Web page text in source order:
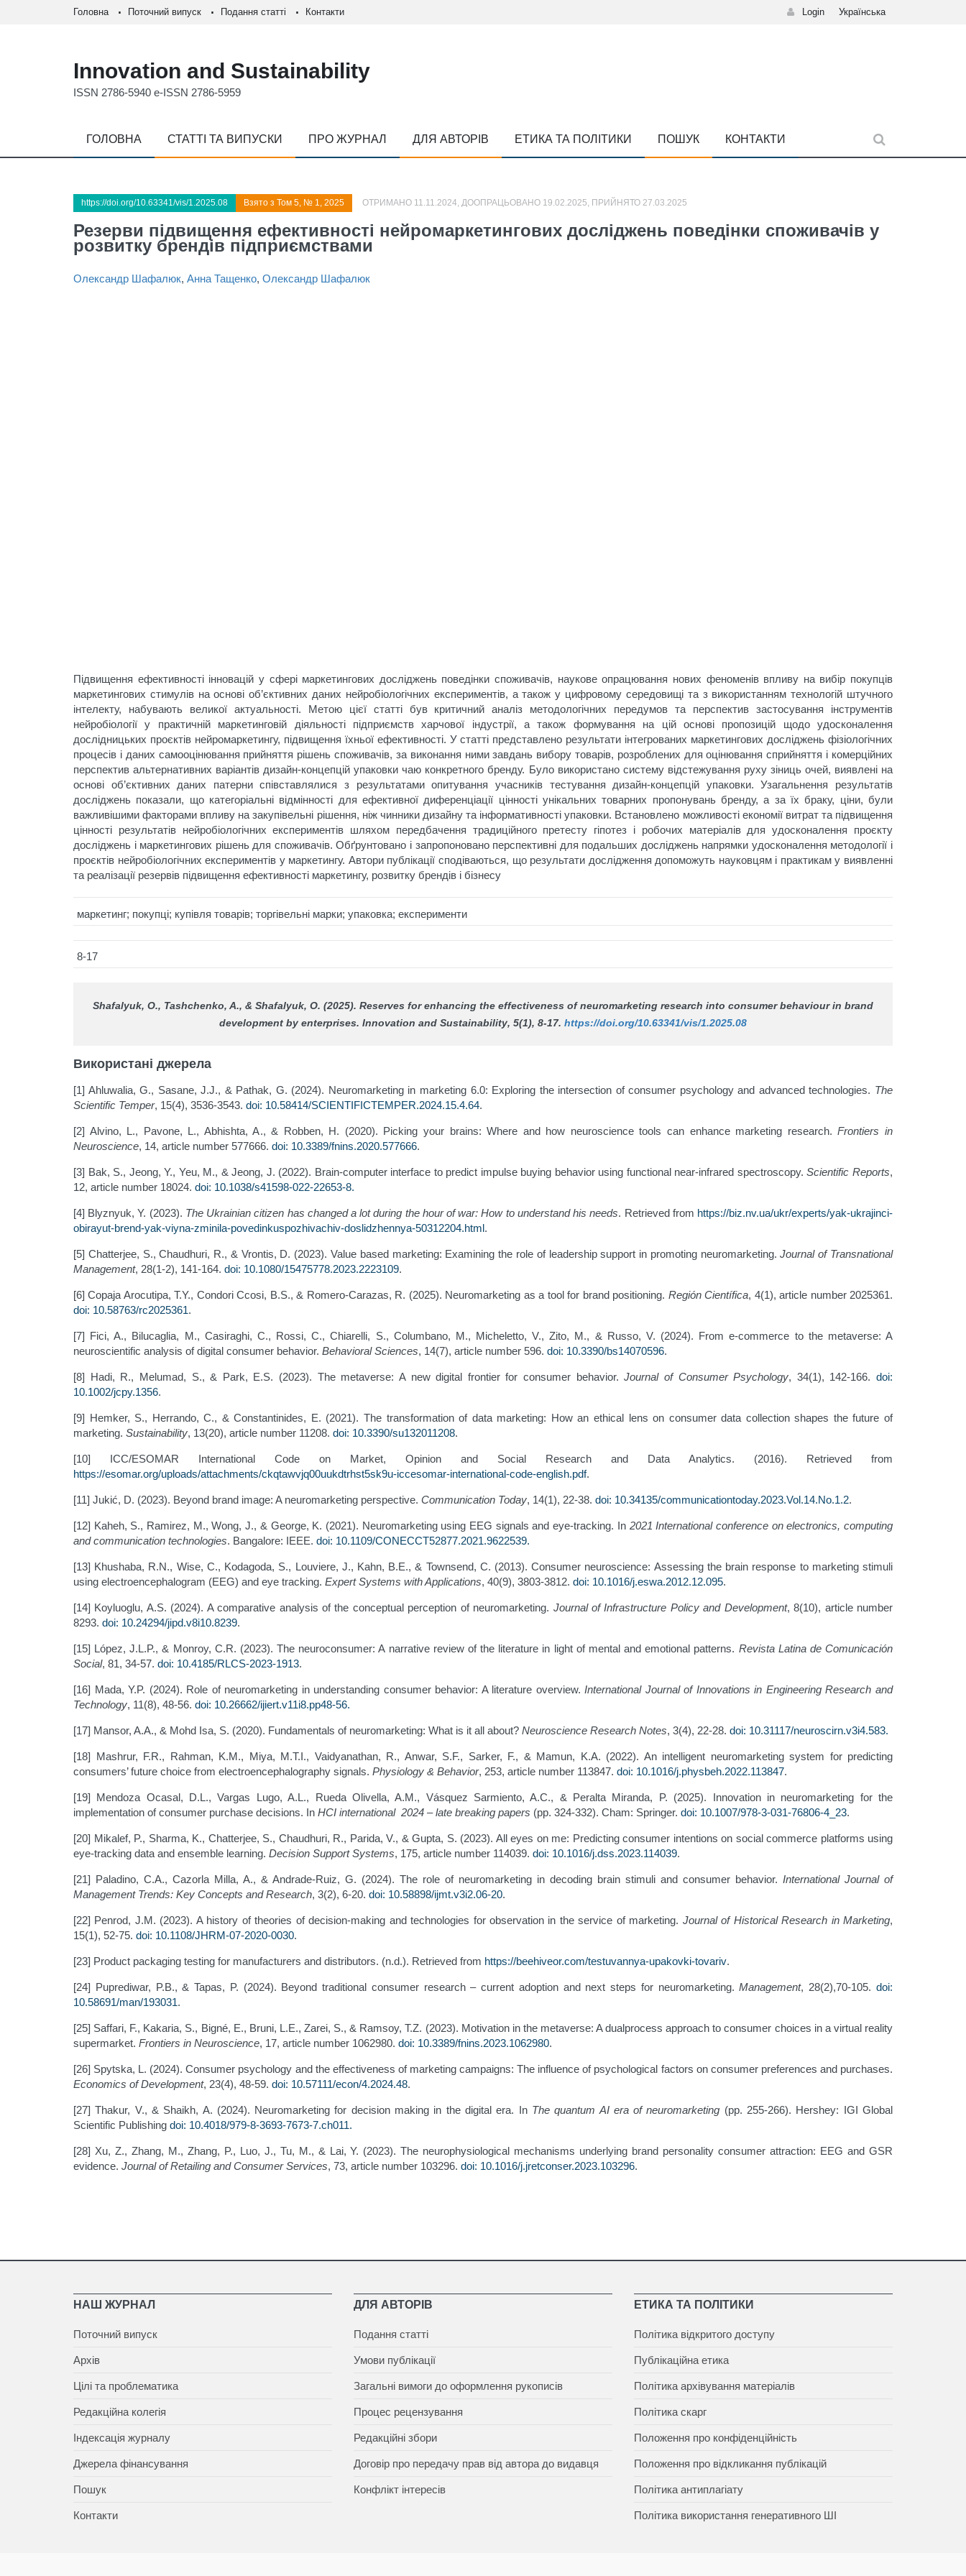
Головна Поточний випуск Подання статті Контакти Login Українська
Innovation and Sustainability
ISSN 2786-5940 e-ISSN 2786-5959
ГОЛОВНА СТАТТІ ТА ВИПУСКИ ПРО ЖУРНАЛ ДЛЯ АВТОРІВ ЕТИКА ТА ПОЛІТИКИ ПОШУК КОНТАКТИ
https://doi.org/10.63341/vis/1.2025.08 Взято з Том 5, № 1, 2025 ОТРИМАНО 11.11.2024, ДООПРАЦЬОВАНО 19.02.2025, ПРИЙНЯТО 27.03.2025
Резерви підвищення ефективності нейромаркетингових досліджень поведінки споживачів у
розвитку брендів підприємствами
Олександр Шафалюк, Анна Тащенко, Олександр Шафалюк
Підвищення ефективності інновацій у сфері маркетингових досліджень поведінки споживачів, наукове опрацювання нових феноменів впливу на вибір покупців
маркетингових стимулів на основі об’єктивних даних нейробіологічних експериментів, а також у цифровому середовищі та з використанням технологій штучного
інтелекту, набувають великої актуальності. Метою цієї статті був критичний аналіз методологічних передумов та перспектив застосування інструментів
нейробіології у практичній маркетинговій діяльності підприємств харчової індустрії, а також формування на цій основі пропозицій щодо удосконалення
дослідницьких проєктів нейромаркетингу, підвищення їхньої ефективності. У статті представлено результати інтегрованих маркетингових досліджень фізіологічних
процесів і даних самооцінювання прийняття рішень споживачів, за виконання ними завдань вибору товарів, розроблених для оцінювання сприйняття і комерційних
перспектив альтернативних варіантів дизайн-концепцій упаковки чаю конкретного бренду. Було використано систему відстежування руху зіниць очей, виявлені на
основі об’єктивних даних патерни співставлялися з результатами опитування учасників тестування дизайн-концепцій упаковки. Узагальнення результатів
досліджень показали, що категоріальні відмінності для ефективної диференціації цінності унікальних товарних пропонувань бренду, а за їх браку, ціни, були
важливішими факторами впливу на закупівельні рішення, ніж чинники дизайну та інформативності упаковки. Встановлено можливості економії витрат та підвищення
цінності результатів нейробіологічних експериментів шляхом передбачення традиційного претесту гіпотез і робочих матеріалів для удосконалення проєкту
досліджень і маркетингових рішень для споживачів. Обґрунтовано і запропоновано перспективні для подальших досліджень напрямки удосконалення методології і
проєктів нейробіологічних експериментів у маркетингу. Автори публікації сподіваються, що результати дослідження допоможуть науковцям і практикам у виявленні
та реалізації резервів підвищення ефективності маркетингу, розвитку брендів і бізнесу
маркетинг; покупці; купівля товарів; торгівельні марки; упаковка; експерименти
8-17
Shafalyuk, O., Tashchenko, A., & Shafalyuk, O. (2025). Reserves for enhancing the effectiveness of neuromarketing research into consumer behaviour in brand
development by enterprises. Innovation and Sustainability, 5(1), 8-17. https://doi.org/10.63341/vis/1.2025.08
Використані джерела
[1] Ahluwalia, G., Sasane, J.J., & Pathak, G. (2024). Neuromarketing in marketing 6.0: Exploring the intersection of consumer psychology and advanced technologies. The
Scientific Temper, 15(4), 3536-3543. doi: 10.58414/SCIENTIFICTEMPER.2024.15.4.64.
[2] Alvino, L., Pavone, L., Abhishta, A., & Robben, H. (2020). Picking your brains: Where and how neuroscience tools can enhance marketing research.Frontiers in
Neuroscience, 14, article number 577666. doi: 10.3389/fnins.2020.577666.
[3] Bak, S., Jeong, Y., Yeu, M., & Jeong, J. (2022). Brain-computer interface to predict impulse buying behavior using functional near-infrared spectroscopy.Scientific Reports,
12, article number 18024. doi: 10.1038/s41598-022-22653-8.
[4] Blyznyuk, Y. (2023). The Ukrainian citizen has changed a lot during the hour of war: How to understand his needs. Retrieved from https://biz.nv.ua/ukr/experts/yak-ukrajinci-
obirayut-brend-yak-viyna-zminila-povedinkuspozhivachiv-doslidzhennya-50312204.html.
[5] Chatterjee, S., Chaudhuri, R., & Vrontis, D. (2023). Value based marketing: Examining the role of leadership support in promoting neuromarketing.Journal of Transnational
Management, 28(1-2), 141-164. doi: 10.1080/15475778.2023.2223109.
[6] Copaja Arocutipa, T.Y., Condori Ccosi, B.S., & Romero-Carazas, R. (2025). Neuromarketing as a tool for brand positioning. Región Científica, 4(1), article number 2025361.
doi: 10.58763/rc2025361.
[7] Fici, A., Bilucaglia, M., Casiraghi, C., Rossi, C., Chiarelli, S., Columbano, M., Micheletto, V., Zito, M., & Russo, V. (2024). From e-commerce to the metaverse: A
neuroscientific analysis of digital consumer behavior. Behavioral Sciences, 14(7), article number 596. doi: 10.3390/bs14070596.
[8] Hadi, R., Melumad, S., & Park, E.S. (2023). The metaverse: A new digital frontier for consumer behavior.Journal of Consumer Psychology, 34(1), 142-166. doi:
10.1002/jcpy.1356.
[9] Hemker, S., Herrando, C., & Constantinides, E. (2021). The transformation of data marketing: How an ethical lens on consumer data collection shapes the future of
marketing. Sustainability, 13(20), article number 11208. doi: 10.3390/su132011208.
[10] ICC/ESOMAR International Code on Market, Opinion and Social Research and Data Analytics. (2016). Retrieved from
https://esomar.org/uploads/attachments/ckqtawvjq00uukdtrhst5sk9u-iccesomar-international-code-english.pdf.
[11] Jukić, D. (2023). Beyond brand image: A neuromarketing perspective. Communication Today, 14(1), 22-38. doi: 10.34135/communicationtoday.2023.Vol.14.No.1.2.
[12] Kaheh, S., Ramirez, M., Wong, J., & George, K. (2021). Neuromarketing using EEG signals and eye-tracking. In 2021 International conference on electronics, computing
and communication technologies. Bangalore: IEEE. doi: 10.1109/CONECCT52877.2021.9622539.
[13] Khushaba, R.N., Wise, C., Kodagoda, S., Louviere, J., Kahn, B.E., & Townsend, C. (2013). Consumer neuroscience: Assessing the brain response to marketing stimuli
using electroencephalogram (EEG) and eye tracking. Expert Systems with Applications, 40(9), 3803-3812. doi: 10.1016/j.eswa.2012.12.095.
[14] Koyluoglu, A.S. (2024). A comparative analysis of the conceptual perception of neuromarketing. Journal of Infrastructure Policy and Development, 8(10), article number
8293. doi: 10.24294/jipd.v8i10.8239.
[15] López, J.L.P., & Monroy, C.R. (2023). The neuroconsumer: A narrative review of the literature in light of mental and emotional patterns. Revista Latina de Comunicación
Social, 81, 34-57. doi: 10.4185/RLCS-2023-1913.
[16] Mada, Y.P. (2024). Role of neuromarketing in understanding consumer behavior: A literature overview.International Journal of Innovations in Engineering Research and
Technology, 11(8), 48-56. doi: 10.26662/ijiert.v11i8.pp48-56.
[17] Mansor, A.A., & Mohd Isa, S. (2020). Fundamentals of neuromarketing: What is it all about? Neuroscience Research Notes, 3(4), 22-28. doi: 10.31117/neuroscirn.v3i4.583.
[18] Mashrur, F.R., Rahman, K.M., Miya, M.T.I., Vaidyanathan, R., Anwar, S.F., Sarker, F., & Mamun, K.A. (2022). An intelligent neuromarketing system for predicting
consumers’ future choice from electroencephalography signals. Physiology & Behavior, 253, article number 113847. doi: 10.1016/j.physbeh.2022.113847.
[19] Mendoza Ocasal, D.L., Vargas Lugo, A.L., Rueda Olivella, A.M., Vásquez Sarmiento, A.C., & Peralta Miranda, P. (2025). Innovation in neuromarketing for the
implementation of consumer purchase decisions. In HCI international 2024 – late breaking papers (pp. 324-332). Cham: Springer. doi: 10.1007/978-3-031-76806-4_23.
[20] Mikalef, P., Sharma, K., Chatterjee, S., Chaudhuri, R., Parida, V., & Gupta, S. (2023). All eyes on me: Predicting consumer intentions on social commerce platforms using
eye-tracking data and ensemble learning. Decision Support Systems, 175, article number 114039. doi: 10.1016/j.dss.2023.114039.
[21] Paladino, C.A., Cazorla Milla, A., & Andrade-Ruiz, G. (2024). The role of neuromarketing in decoding brain stimuli and consumer behavior. International Journal of
Management Trends: Key Concepts and Research, 3(2), 6-20. doi: 10.58898/ijmt.v3i2.06-20.
[22] Penrod, J.M. (2023). A history of theories of decision-making and technologies for observation in the service of marketing. Journal of Historical Research in Marketing,
15(1), 52-75. doi: 10.1108/JHRM-07-2020-0030.
[23] Product packaging testing for manufacturers and distributors. (n.d.). Retrieved from https://beehiveor.com/testuvannya-upakovki-tovariv.
[24] Puprediwar, P.B., & Tapas, P. (2024). Beyond traditional consumer research – current adoption and next steps for neuromarketing.Management, 28(2),70-105.doi:
10.58691/man/193031.
[25] Saffari, F., Kakaria, S., Bigné, E., Bruni, L.E., Zarei, S., & Ramsоy, T.Z. (2023). Motivation in the metaverse: A dualprocess approach to consumer choices in a virtual reality
supermarket. Frontiers in Neuroscience, 17, article number 1062980. doi: 10.3389/fnins.2023.1062980.
[26] Spytska, L. (2024). Consumer psychology and the effectiveness of marketing campaigns: The influence of psychological factors on consumer preferences and purchases.
Economics of Development, 23(4), 48-59. doi: 10.57111/econ/4.2024.48.
[27] Thakur, V., & Shaikh, A. (2024). Neuromarketing for decision making in the digital era. In The quantum AI era of neuromarketing (pp. 255-266). Hershey: IGI Global
Scientific Publishing doi: 10.4018/979-8-3693-7673-7.ch011.
[28] Xu, Z., Zhang, M., Zhang, P., Luo, J., Tu, M., & Lai, Y. (2023). The neurophysiological mechanisms underlying brand personality consumer attraction: EEG and GSR
evidence. Journal of Retailing and Consumer Services, 73, article number 103296. doi: 10.1016/j.jretconser.2023.103296.
НАШ ЖУРНАЛ
Поточний випуск
Архів
Цілі та проблематика
Редакційна колегія
Індексація журналу
Джерела фінансування
Пошук
Контакти
ДЛЯ АВТОРІВ
Подання статті
Умови публікації
Загальні вимоги до оформлення рукописів
Процес рецензування
Редакційні збори
Договір про передачу прав від автора до видавця
Конфлікт інтересів
ЕТИКА ТА ПОЛІТИКИ
Політика відкритого доступу
Публікаційна етика
Політика архівування матеріалів
Політика скарг
Положення про конфіденційність
Положення про відкликання публікацій
Політика антиплагіату
Політика використання генеративного ШІ